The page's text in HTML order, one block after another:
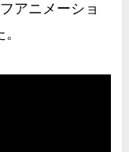
アニメーショ